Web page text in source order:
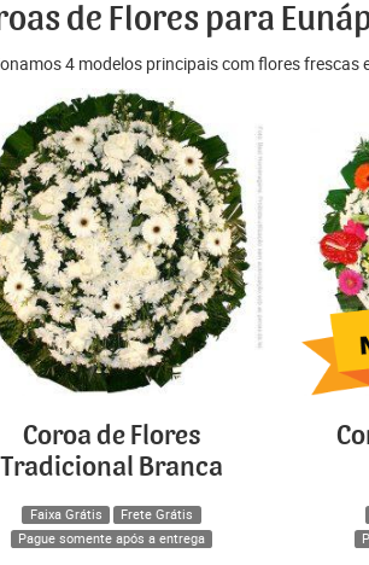
de Flores para
4 modelos principais com flores
Coroa de Flores
Tradicional Branca
Faixa Grátis
Frete Grátis
Pague somente após a entrega